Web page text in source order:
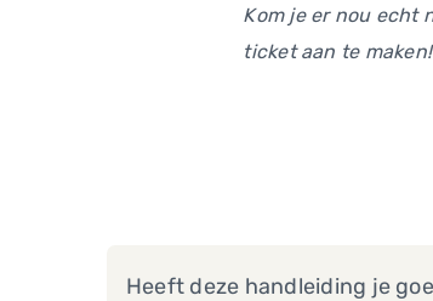
Kom je er nou echt
ticket aan te maken!
Heeft deze handleiding je